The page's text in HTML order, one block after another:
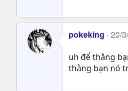
pokeking 20/
uh để thằng
thằng bạn nó